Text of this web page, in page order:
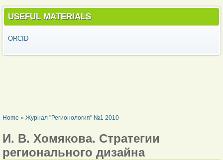
USEFUL MATERIALS
ORCID
YOU ARE HERE
Home » Журнал "Регионология" №1 2010
И. В. Хомякова. Стратегии
регионального дизайна